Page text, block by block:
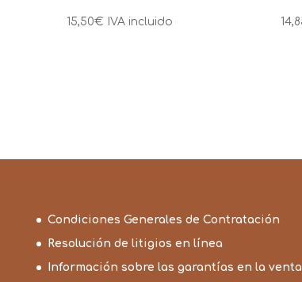
15,50€ IVA incluido
Condiciones Generales de Contratación
Resolución de litigios en línea
Información sobre las garantías en la